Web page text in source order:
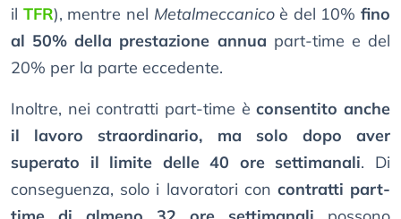
il TFR), mentre nel Metalmeccanicoè del 10% fino
al 50% della prestazione annua part-time e del
20% per la parte eccedente.
Inoltre, nei contratti part-time èconsentito anche
il lavoro straordinario, ma solo dopo aver
superato il limite delle 40 ore settimanali. Di
conseguenza, solo i lavoratori con contratti part-